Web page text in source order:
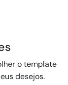
o template
desejos.